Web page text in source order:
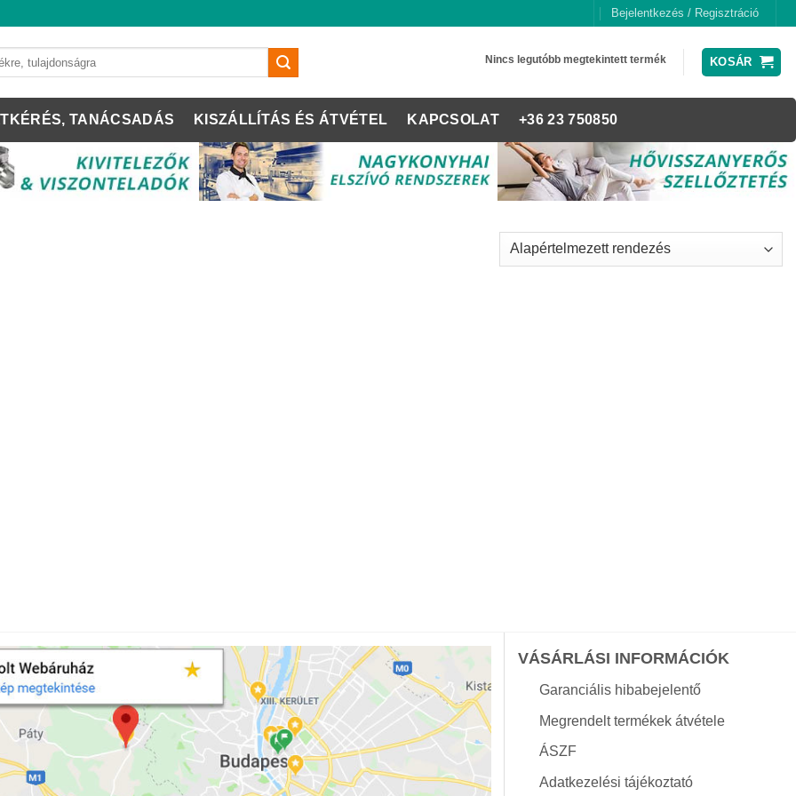
Bejelentkezés / Regisztráció
Nincs legutóbb megtekintett termék KOSÁR
TANÁCSADÁS KISZÁLLÍTÁS ÉS ÁTVÉTEL KAPCSOLAT +36 23 750850
VÁSÁRLÁSI INFORMÁCIÓK
Garanciális hibabejelentő
Megrendelt termékek átvétele
ÁSZF
Adatkezelési tájékoztató